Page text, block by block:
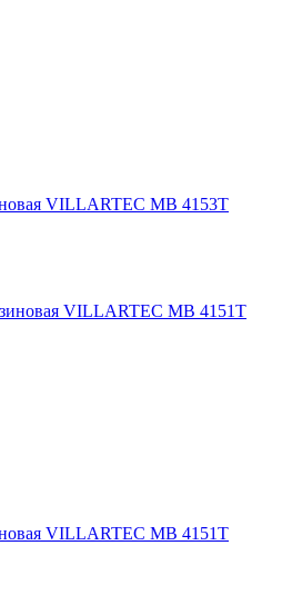
VILLARTEC MB 4153T
VILLARTEC MB 4151T